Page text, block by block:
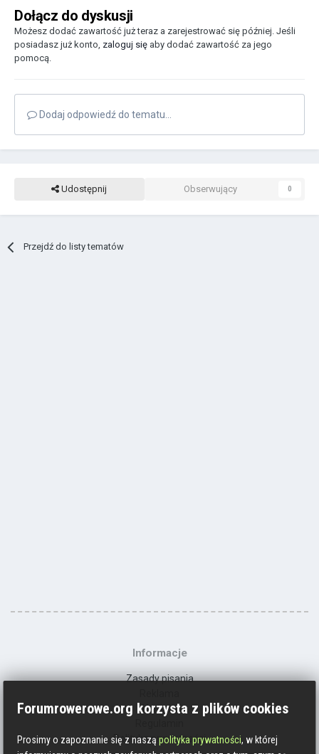
Dołącz do dyskusji
Możesz dodać zawartość już teraz a zarejestrować się później. Jeśli
posiadasz już konto, zaloguj się aby dodać zawartość za jego
pomocą.
Dodaj odpowiedź do tematu...
Udostępnij Obserwujący 0
Przejdź do listy tematów
Informacje
Zasady pisania
Kontakt
Polityka prywatności
Forumrowerowe.org korzysta z plików cookies
Prosimy o zapoznanie się z nasząpolityka prywatności, w której